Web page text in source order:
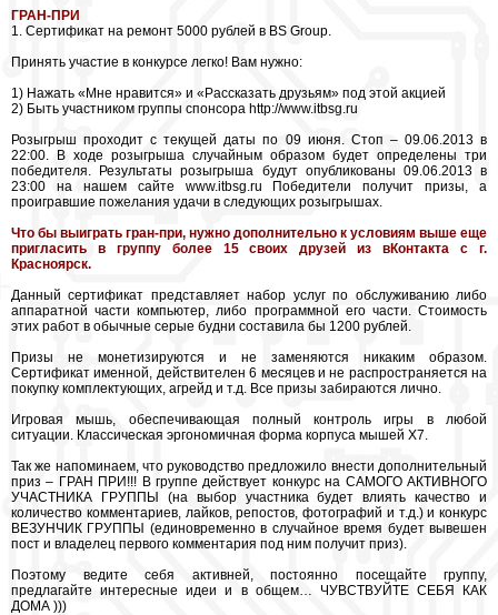
ГРАН-ПРИ
1. Сертификат на ремонт 5000 рублей в BS Group.
Принять участие в конкурсе легко! Вам нужно:
1) Нажать «Мне нравится» и «Рассказать друзьям» под этой акцией
2) Быть участником группы спонсора http://www.itbsg.ru
Розыгрыш проходит с текущей даты по 09 июня. Стоп – 09.06.2013 в
22:00. В ходе розыгрыша случайным образом будет определены три
победителя. Результаты розыгрыша будут опубликованы 09.06.2013 в
23:00 на нашем сайте www.itbsg.ru Победители получит призы, а
проигравшие пожелания удачи в следующих розыгрышах.
Что бы выиграть гран-при, нужно дополнительно к условиям выше еще
пригласить в группу более 15 своих друзей из вКонтакта с г.
Красноярск.
Данный сертификат представляет набор услуг по обслуживанию либо
аппаратной части компьютер, либо программной его части. Стоимость
этих работ в обычные серые будни составила бы 1200 рублей.
Призы не монетизируются и не заменяются никаким образом.
Сертификат именной, действителен 6 месяцев и не распространяется на
покупку комплектующих, агрейд и т.д. Все призы забираются лично.
Игровая мышь, обеспечивающая полный контроль игры в любой
ситуации. Классическая эргономичная форма корпуса мышей X7.
Так же напоминаем, что руководство предложило внести дополнительный
приз – ГРАН ПРИ!!! В группе действует конкурс на САМОГО АКТИВНОГО
УЧАСТНИКА ГРУППЫ (на выбор участника будет влиять качество и
количество комментариев, лайков, репостов, фотографий и т.д.) и конкурс
ВЕЗУНЧИК ГРУППЫ (единовременно в случайное время будет вывешен
пост и владелец первого комментария под ним получит приз).
Поэтому ведите себя активней, постоянно посещайте группу,
предлагайте интересные идеи и в общем… ЧУВСТВУЙТЕ СЕБЯ КАК
ДОМА )))